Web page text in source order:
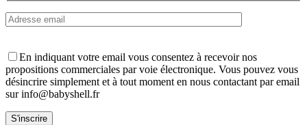
En indiquant votre email vous consentez à recevoir nos
propositions commerciales par voie électronique. Vous pouvez vous
désincrire simplement et à tout moment en nous contactant par email
sur info@babyshell.fr